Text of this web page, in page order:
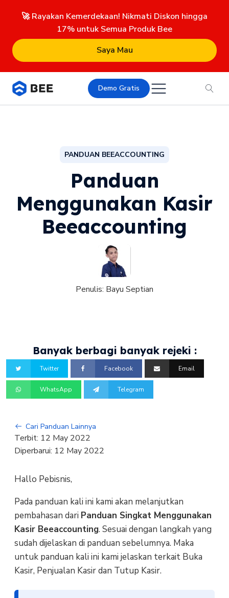
🚀 Rayakan Kemerdekaan! Nikmati Diskon hingga
17% untuk Semua Produk Bee
Saya Mau
Demo Gratis
PANDUAN BEEACCOUNTING
Panduan
Menggunakan Kasir
Beeaccounting
Penulis: Bayu Septian
Banyak berbagi banyak rejeki :
Twitter Facebook Email
WhatsApp Telegram
Cari Panduan Lainnya
Terbit: 12 May 2022
Diperbarui: 12 May 2022
Hallo Pebisnis,
Pada panduan kali ini kami akan melanjutkan
pembahasan dari Panduan Singkat Menggunakan
Kasir Beeaccounting. Sesuai dengan langkah yang
sudah dijelaskan di panduan sebelumnya. Maka
untuk panduan kali ini kami jelaskan terkait Buka
Kasir, Penjualan Kasir dan Tutup Kasir.